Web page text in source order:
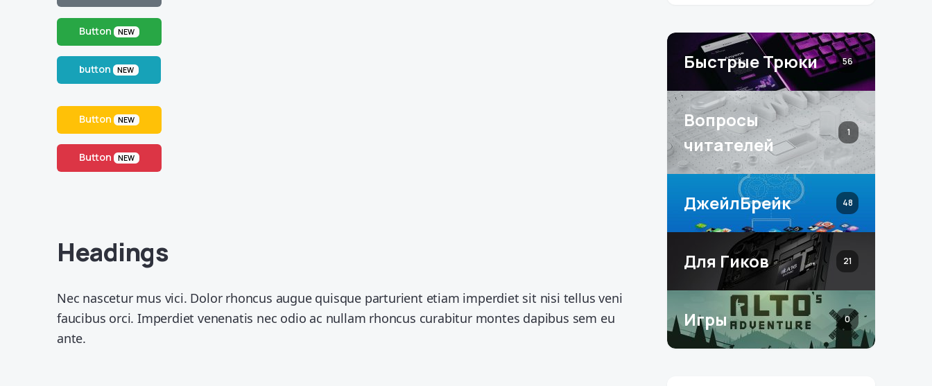
Button NEW
button NEW
Button NEW
Button NEW
Headings
Nec nascetur mus vici. Dolor rhoncus augue quisque parturient etiam imperdiet sit nisi tellus veni
faucibus orci. Imperdiet venenatis nec odio ac nullam rhoncus curabitur montes dapibus sem eu
ante.
Быстрые Трюки 56
Вопросы
читателей
1
ДжейлБрейк 48
Для Гиков 21
Игры 0